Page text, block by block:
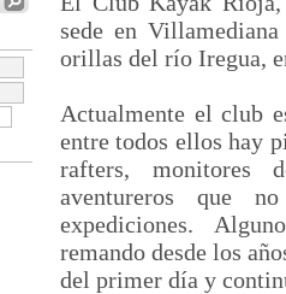
sede en
orillas del río Iregua,
Actualmente el club
entre todos ellos hay
rafters, monitores
aventureros que
expediciones.
remando desde los
del primer día y